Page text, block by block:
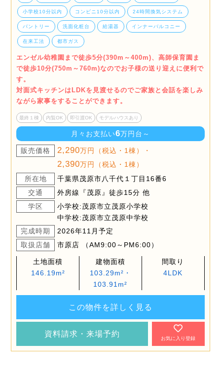
小学校10分以内 コンビニ10分以内 24時間換気システム
パントリー 洗面化粧台 給湯器 インナーバルコニー
在来工法 都市ガス
エンゼル幼稚園まで徒歩5分(390m～400m)、高師保育園ま
で徒歩10分(750m～760m)なのでお子様の送り迎えに便利で
す。
対面式キッチンはLDKを見渡せるのでご家族と会話を楽しみ
ながら家事をすることができます。
最終１棟 内覧OK 即引渡OK モデルハウスあり
月々お支払い6万円台～
販売価格 2,290万円（税込・1棟）・
2,390万円（税込・1棟）
所在地
千葉県茂原市八千代１丁目16番6
交通
外房線『茂原』徒歩15分 他
学区
小学校:茂原市立茂原小学校
中学校:茂原市立茂原中学校
完成時期
2026年11月予定
取扱店舗
市原店 （AM9:00～PM6:00）
土地面積
146.19m²
建物面積
103.29m²・
103.91m²
間取り
4LDK
この物件を詳しく見る
資料請求・来場予約
お気に入り登録